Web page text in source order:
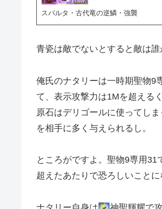
スパルタ・古代竜の逆鱗・強襲
青瓷は敵でないとすると敵は誰
俺氏のナタリーは一時期聖物9
て、表示攻撃力は1Mを超える
原石はデリゴールに使ってし
を相手に多く与えられるし。
ところがですよ。聖物9専用
超えたあたりで恐ろしいことに